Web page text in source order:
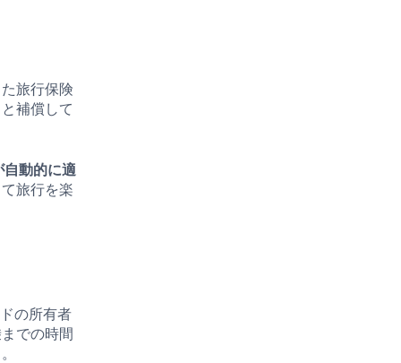
旅行保険
補償して
動的に適
旅行を楽
の所有者
での時間